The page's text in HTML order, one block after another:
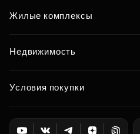
Жилые комплексы
Недвижимость
Условия покупки